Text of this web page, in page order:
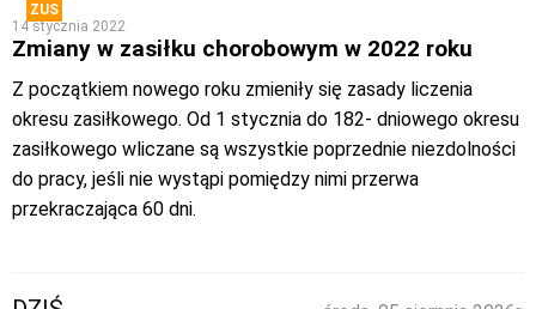
ZUS
14 stycznia 2022
Zmiany w zasiłku chorobowym w 2022 roku
Z początkiem nowego roku zmieniły się zasady liczenia
okresu zasiłkowego. Od 1 stycznia do 182- dniowego okresu
zasiłkowego wliczane są wszystkie poprzednie niezdolności
do pracy, jeśli nie wystąpi pomiędzy nimi przerwa
przekraczająca 60 dni.